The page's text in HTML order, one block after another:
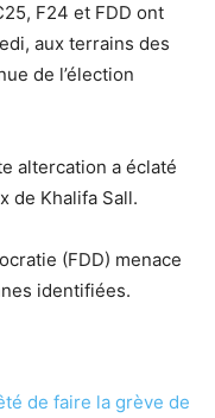
F24 et FDD ont
aux terrains des
de l’élection
altercation a éclaté
de Khalifa Sall.
(FDD) menace
identifiées.
de faire la grève de